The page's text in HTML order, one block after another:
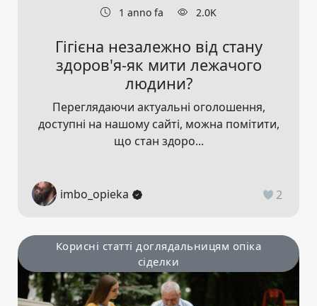
1 anno fa 2.0K
Гігієна незалежно від стану
здоров'я-як мити лежачого
людини?
Переглядаючи актуальні оголошення,
доступні на нашому сайті, можна помітити,
що стан здоро...
imbo_opieka 2
Корисні статті доглядальницям опіка
сіделки